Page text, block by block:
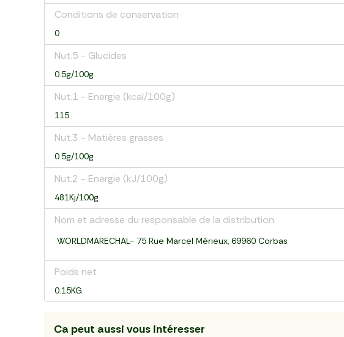
Conditions de conservation
0
Nut.5 - Glucides
0.5g/100g
Nut.1 - Energie (kcal/100g)
115
Nut.3 - Matières grasses
0.5g/100g
Nut.2 - Energie (kJ/100g)
481Kj/100g
Nom et adresse du responsable de la distribution
WORLDMARECHAL- 75 Rue Marcel Mérieux, 69960 Corbas
Poids net
0.15KG
Ca peut aussi vous intéresser